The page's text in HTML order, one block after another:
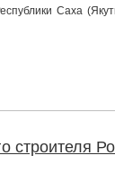
Саха
строителя